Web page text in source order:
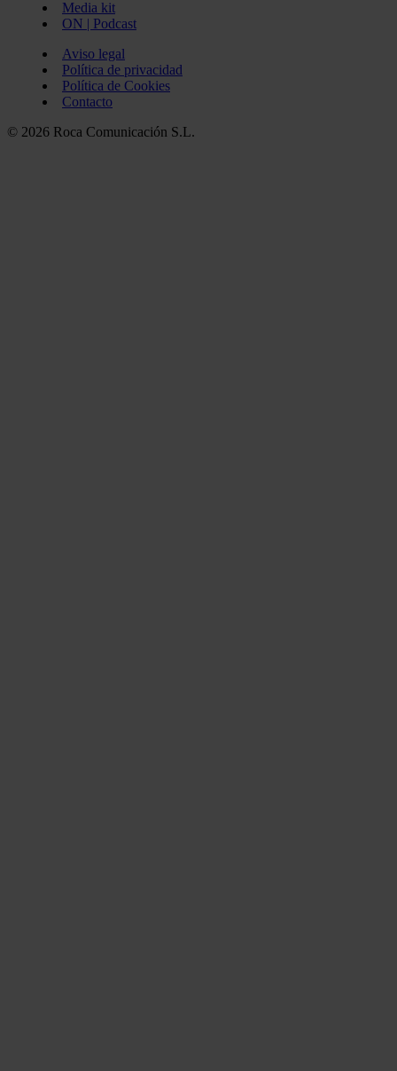
Media kit
ON | Podcast
Aviso legal
Política de privacidad
Política de Cookies
Contacto
© 2026 Roca Comunicación S.L.